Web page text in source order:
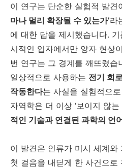
이 연구는 단순한 실험적 발견
마나 멀리 확장될 수 있는가’라
에 대한 답을 제시했습니다.
시적인 입자에서만 양자 현상
번 연구는 그 경계를 깨뜨렸
일상적으로 사용하는 전기 회
작동한다는 사실을 실험적으
자역학은 더 이상 ‘보이지 않
적인 기술과 연결된 과학의 언
이 발견은 인류가 미시 세계와
첫 걸음을 내딛게 한 사건으로